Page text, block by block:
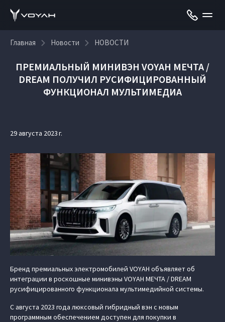
Главная Новости НОВОСТИ
ПРЕМИАЛЬНЫЙ МИНИВЭН VOYAH МЕЧТА /
DREAM ПОЛУЧИЛ РУСИФИЦИРОВАННЫЙ
ФУНКЦИОНАЛ МУЛЬТИМЕДИА
29 августа 2023 г.
Бренд премиальных электромобилей VOYAH объявляет об
интеграции в роскошные минивэны VOYAH МЕЧТА / DREAM
русифицированного функционала мультимедийной системы.
С августа 2023 года люксовый гибридный вэн с новым
программным обеспечением доступен для покупки в